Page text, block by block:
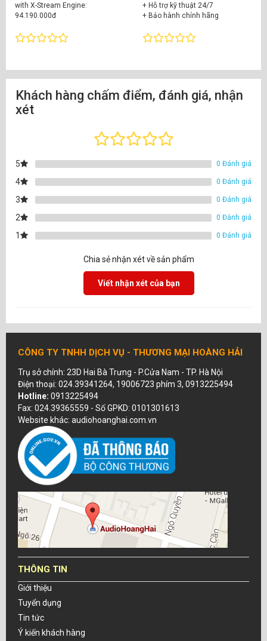
with X-Stream Engine:
94.190.000đ
+ Hỗ trợ kỹ thuật 24/7
+ Hỗ trợ kỹ thuật 24/7
+ Bảo hành chính hãng
Khách hàng chấm điểm, đánh giá, nhận
xét
5 0 Đánh giá
4 0 Đánh giá
3 0 Đánh giá
2 0 Đánh giá
1 0 Đánh giá
Chia sẻ nhận xét về sản phẩm
Viết nhận xét của bạn
CÔNG TY TNHH DỊCH VỤ - THƯƠNG MẠI HOÀNG HẢI
Trụ sở chính: 23D Hai Bà Trưng - P.Cửa Nam - TP. Hà Nội
Điện thoại: 024.39341264, 19006723 phím 3, 0913225494
Hotline: 0913225494
Fax: 024.39365559 - Số GPKD: 0101301613
Website khác: audiohoanghai.com.vn
THÔNG TIN
Giới thiệu
Tuyển dụng
Tin tức
Ý kiến khách hàng